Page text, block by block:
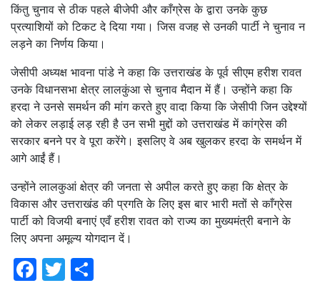
किंतु चुनाव से ठीक पहले बीजेपी और काँग्रेस के द्वारा उनके कुछ
प्रत्याशियों को टिकट दे दिया गया। जिस वजह से उनकी पार्टी ने चुनाव न
लड़ने का निर्णय किया।
जेसीपी अध्यक्ष भावना पांडे ने कहा कि उत्तराखंड के पूर्व सीएम हरीश रावत
उनके विधानसभा क्षेत्र लालकुंआ से चुनाव मैदान में हैं। उन्होंने कहा कि
हरदा ने उनसे समर्थन की मांग करते हुए वादा किया कि जेसीपी जिन उद्देश्यों
को लेकर लड़ाई लड़ रही है उन सभी मुद्दों को उत्तराखंड में कांग्रेस की
सरकार बनने पर वे पूरा करेंगे। इसलिए वे अब खुलकर हरदा के समर्थन में
आगे आईं हैं।
उन्होंने लालकुआं क्षेत्र की जनता से अपील करते हुए कहा कि क्षेत्र के
विकास और उत्तराखंड की प्रगति के लिए इस बार भारी मतों से काँग्रेस
पार्टी को विजयी बनाएं एवँ हरीश रावत को राज्य का मुख्यमंत्री बनाने के
लिए अपना अमूल्य योगदान दें।
Facebook
Twitter